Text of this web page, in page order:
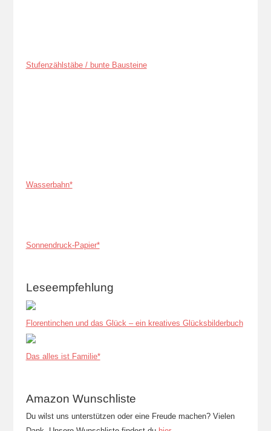
Stufenzählstäbe / bunte Bausteine
Wasserbahn*
Sonnendruck-Papier*
Leseempfehlung
Florentinchen und das Glück – ein kreatives Glücksbilderbuch
Das alles ist Familie*
Amazon Wunschliste
Du wilst uns unterstützen oder eine Freude machen? Vielen